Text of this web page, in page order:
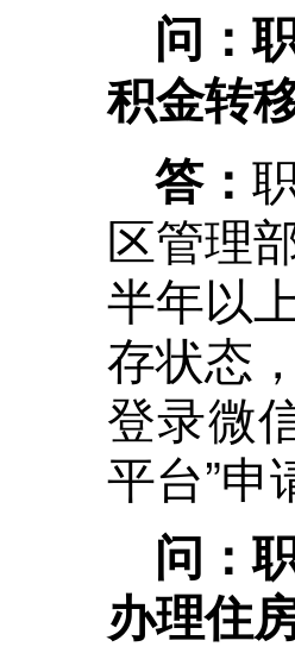
问：
积金转
答：
区管理
半年以
存状态
登录微
平台”申
问：
办理住